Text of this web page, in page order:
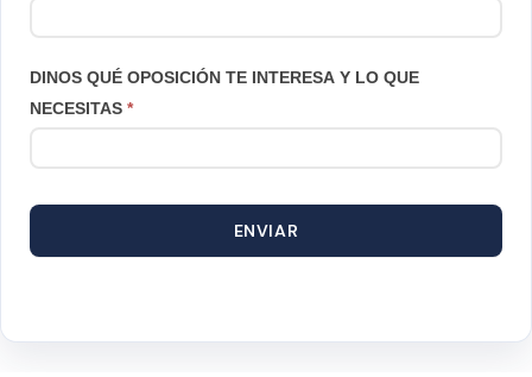
DINOS QUÉ OPOSICIÓN TE INTERESA Y LO QUE
NECESITAS *
ENVIAR